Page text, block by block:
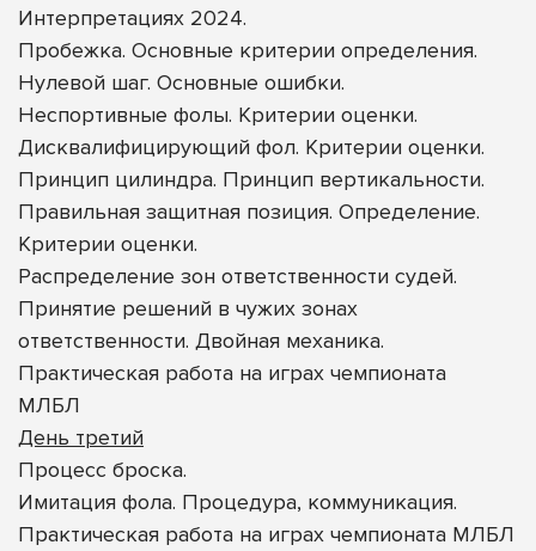
Интерпретациях 2024.
Пробежка. Основные критерии определения.
Нулевой шаг. Основные ошибки.
Неспортивные фолы. Критерии оценки.
Дисквалифицирующий фол. Критерии оценки.
Принцип цилиндра. Принцип вертикальности.
Правильная защитная позиция. Определение.
Критерии оценки.
Распределение зон ответственности судей.
Принятие решений в чужих зонах
ответственности. Двойная механика.
Практическая работа на играх чемпионата
МЛБЛ
День третий
Процесс броска.
Имитация фола. Процедура, коммуникация.
Практическая работа на играх чемпионата МЛБЛ